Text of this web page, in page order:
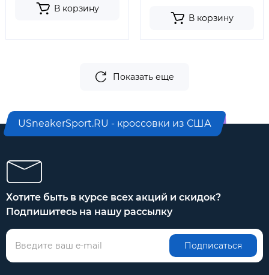
В корзину
В корзину
Показать еще
USneakerSport.RU - кроссовки из США
Хотите быть в курсе всех акций и скидок?
Подпишитесь на нашу рассылку
Подписаться